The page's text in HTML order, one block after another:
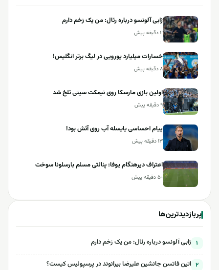
ژابی آلونسو درباره رئال: من یک زخم دارم
۲ دقیقه پیش
خسارات میلیارد یورویی در لیگ برتر انگلیس!
۸ دقیقه پیش
اولین بازی مارسکا روی نیمکت سیتی تلخ شد
۹ دقیقه پیش
پیام احساسی یایسله آب روی آتش بود!
۱۳ دقیقه پیش
اعتراف دیرهنگام یوفا: پنالتی مسلم بارسلونا سوخت
۵۰ دقیقه پیش
پربازدیدترین‌ها
۱ ژابی آلونسو درباره رئال: من یک زخم دارم
۲ اتین فاتسن جانشین علیرضا بیرانوند در پرسپولیس کیست؟